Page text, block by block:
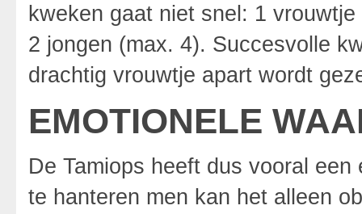
kweken gaat niet snel: 1
2 jongen (max. 4). Succesvolle
drachtig vrouwtje apart wordt
EMOTIONELE
De Tamiops heeft dus vooral
te hanteren men kan het alleen